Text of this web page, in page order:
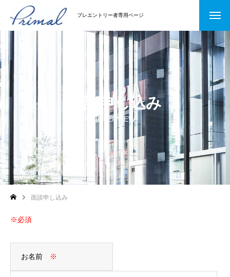
プレエントリー者専用ページ
面談申し込み
INTERVIEW
面談申し込み
※必須
お名前 ※